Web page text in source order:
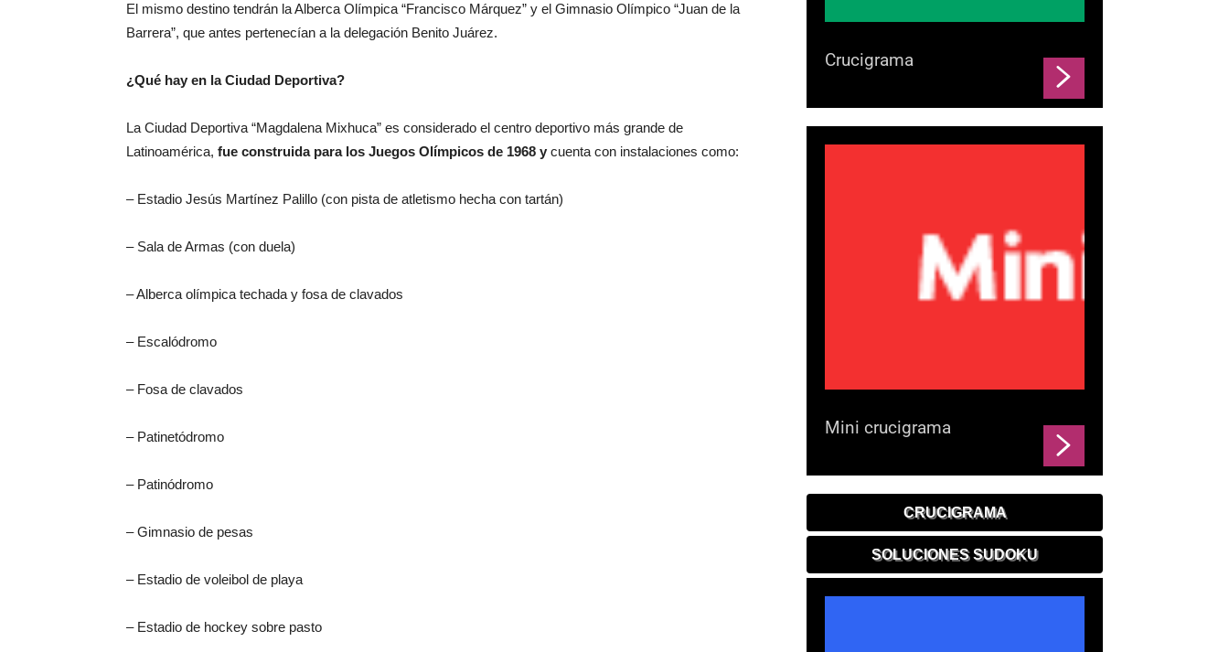
El mismo destino tendrán la Alberca Olímpica “Francisco Márquez” y el Gimnasio Olímpico “Juan de la
Barrera”, que antes pertenecían a la delegación Benito Juárez.
¿Qué hay en la Ciudad Deportiva?
La Ciudad Deportiva “Magdalena Mixhuca” es considerado el centro deportivo más grande de
Latinoamérica, fue construida para los Juegos Olímpicos de 1968 y cuenta con instalaciones como:
– Estadio Jesús Martínez Palillo (con pista de atletismo hecha con tartán)
– Sala de Armas (con duela)
– Alberca olímpica techada y fosa de clavados
– Escalódromo
– Fosa de clavados
– Patinetódromo
– Patinódromo
– Gimnasio de pesas
– Estadio de voleibol de playa
– Estadio de hockey sobre pasto
Crucigrama
Mini crucigrama
CRUCIGRAMA
SOLUCIONES SUDOKU